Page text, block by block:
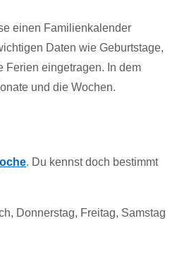
einen Familienkalender
Daten wie Geburtstage,
Ferien eingetragen. In dem
und die Wochen.
. Du kennst doch bestimmt
Donnerstag, Freitag, Samstag